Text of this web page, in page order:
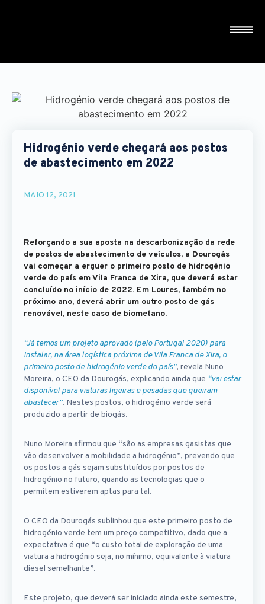
Hidrogénio verde chegará aos postos
de abastecimento em 2022
MAIO 12, 2021
Reforçando a sua aposta na descarbonização da rede
de postos de abastecimento de veículos, a Dourogás
vai começar a erguer o primeiro posto de hidrogénio
verde do país em Vila Franca de Xira, que deverá estar
concluído no início de 2022. Em Loures, também no
próximo ano, deverá abrir um outro posto de gás
renovável, neste caso de biometano.
“Já temos um projeto aprovado (pelo Portugal 2020) para
instalar, na área logística próxima de Vila Franca de Xira, o
primeiro posto de hidrogénio verde do país”, revela Nuno
Moreira, o CEO da Dourogás, explicando ainda que “vai estar
disponível para viaturas ligeiras e pesadas que queiram
abastecer”. Nestes postos, o hidrogénio verde será
produzido a partir de biogás.
Nuno Moreira afirmou que “são as empresas gasistas que
vão desenvolver a mobilidade a hidrogénio”, prevendo que
os postos a gás sejam substituídos por postos de
hidrogénio no futuro, quando as tecnologias que o
permitem estiverem aptas para tal.
O CEO da Dourogás sublinhou que este primeiro posto de
hidrogénio verde tem um preço competitivo, dado que a
expectativa é que “o custo total de exploração de uma
viatura a hidrogénio seja, no mínimo, equivalente à viatura
diesel semelhante”.
Este projeto, que deverá ser iniciado ainda este semestre,